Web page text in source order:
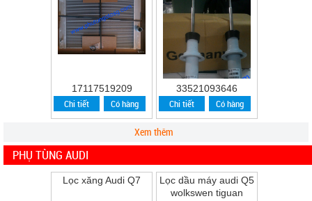
17117519209
Chi tiết Có hàng
E39 530i M54 ...
33521093646
Chi tiết Có hàng
Xem thêm
PHỤ TÙNG AUDI
Lọc xăng Audi Q7
Lọc dầu máy audi Q5
wolkswen tiguan